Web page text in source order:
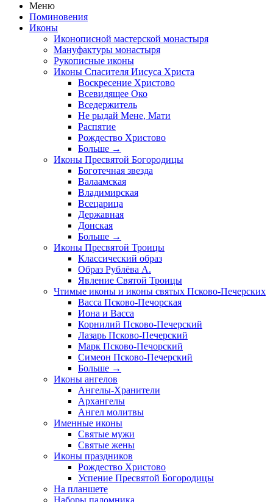
Меню
Поминовения
Иконы
Иконописной мастерской монастыря
Мануфактуры монастыря
Рукописные иконы
Иконы Спасителя Иисуса Христа
Воскресение Христово
Всевидящее Око
Вседержитель
Не рыдай Мене, Мати
Распятие
Рождество Христово
Больше →
Иконы Пресвятой Богородицы
Боготечная звезда
Валаамская
Владимирская
Всецарица
Державная
Донская
Больше →
Иконы Пресвятой Троицы
Классический образ
Образ Рублёва А.
Явление Святой Троицы
Чтимые иконы и иконы святых Псково-Печерских
Васса Псково-Печорская
Иона и Васса
Корнилий Псково-Печерский
Лазарь Псково-Печерский
Марк Псково-Печорский
Симеон Псково-Печерский
Больше →
Иконы ангелов
Ангелы-Хранители
Архангелы
Ангел молитвы
Именные иконы
Святые мужи
Святые жены
Иконы праздников
Рождество Христово
Успение Пресвятой Богородицы
На планшете
Наборы паломника